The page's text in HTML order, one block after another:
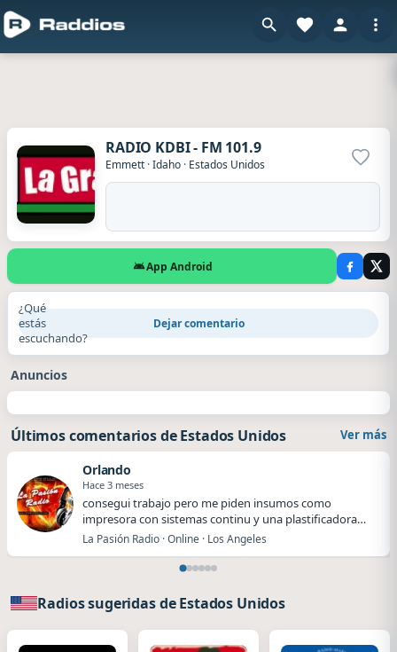
RADIO KDBI - FM 101.9
Emmett ·Idaho · Estados Unidos
App Android
¿Qué
estás
escuchando?
Dejar comentario
Anuncios
Últimos comentarios de Estados Unidos Ver más
Orlando
Hace 3 meses
​​consegui trabajo pero me piden insumos como
impresora con sistemas continu y una plastificadora
me…
La Pasión Radio · Online · Los Angeles
Radios sugeridas de Estados Unidos